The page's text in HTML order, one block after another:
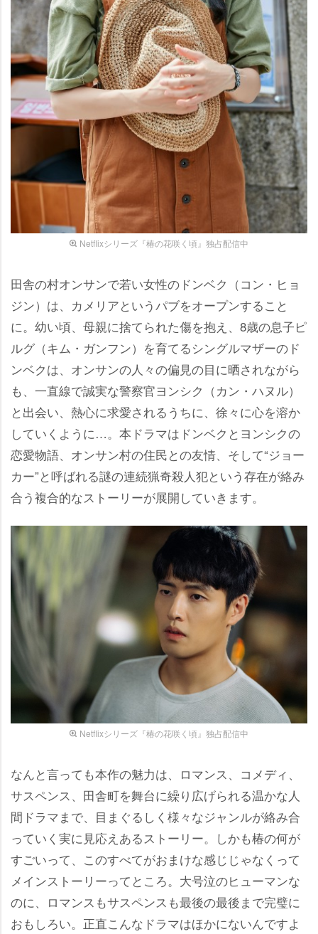
Netflixシリーズ『椿の花咲く頃』独占配信中
田舎の村オンサンで若い女性のドンベク（コン・ヒョ
ジン）は、カメリアというパブをオープンすること
に。幼い頃、母親に捨てられた傷を抱え、8歳の息子ピ
ルグ（キム・ガンフン）を育てるシングルマザーのド
ンベクは、オンサンの人々の偏見の目に晒されながら
も、一直線で誠実な警察官ヨンシク（カン・ハヌル）
と出会い、熱心に求愛されるうちに、徐々に心を溶か
していくように…。本ドラマはドンベクとヨンシクの
恋愛物語、オンサン村の住民との友情、そして“ジョー
カー”と呼ばれる謎の連続猟奇殺人犯という存在が絡み
合う複合的なストーリーが展開していきます。
Netflixシリーズ『椿の花咲く頃』独占配信中
なんと言っても本作の魅力は、ロマンス、コメディ、
サスペンス、田舎町を舞台に繰り広げられる温かな人
間ドラマまで、目まぐるしく様々なジャンルが絡み合
っていく実に見応えあるストーリー。しかも椿の何が
すごいって、このすべてがおまけな感じじゃなくって
メインストーリーってところ。大号泣のヒューマンな
のに、ロマンスもサスペンスも最後の最後まで完璧に
おもしろい。正直こんなドラマはほかにないんですよ